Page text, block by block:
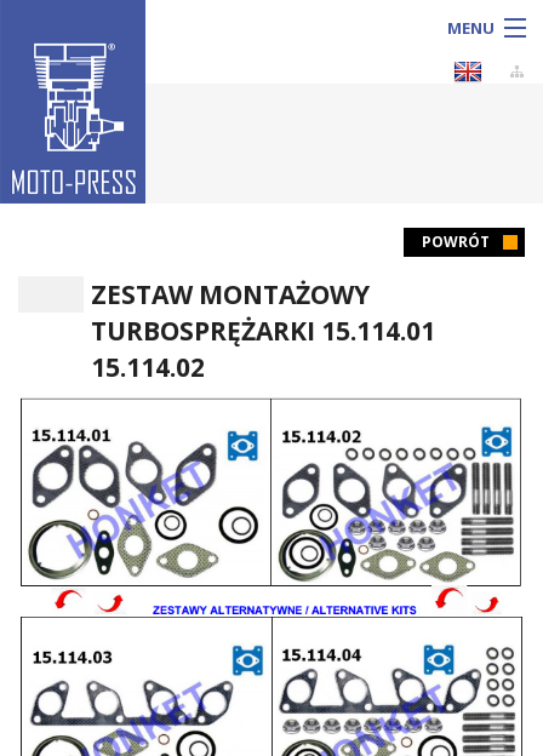
MENU
Produkcja
O firmie
Galeria
Kontakt
ZESTAW MONTAŻOWY
TURBOSPRĘŻARKI 15.114.01
15.114.02
POWRÓT